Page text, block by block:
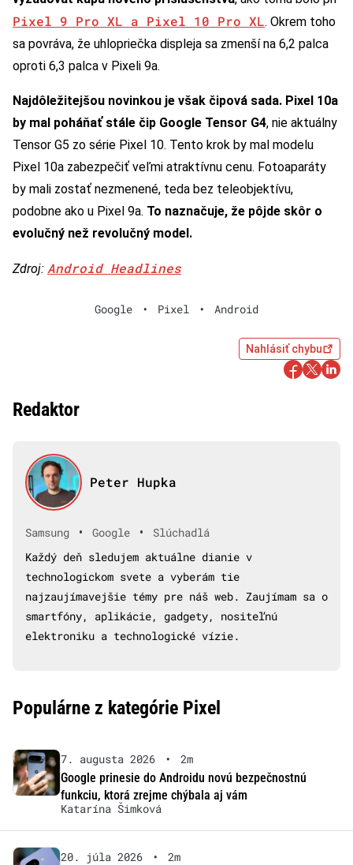
Pixel 9 Pro XL a Pixel 10 Pro XL. Okrem toho
sa povráva, že uhlopriečka displeja sa zmenší na 6,2 palca
oproti 6,3 palca v Pixeli 9a.
Najdôležitejšou novinkou je však čipová sada. Pixel 10a
by mal poháňať stále čip Google Tensor G4, nie aktuálny
Tensor G5 zo série Pixel 10. Tento krok by mal modelu
Pixel 10a zabezpečiť veľmi atraktívnu cenu. Fotoaparáty
by mali zostať nezmenené, teda bez teleobjektívu,
podobne ako u Pixel 9a. To naznačuje, že pôjde skôr o
evolučný než revolučný model.
Zdroj: Android Headlines
Google • Pixel • Android
Nahlásiť chybu
Redaktor
Peter Hupka
Samsung • Google •
Slúchadlá
Každý deň sledujem aktuálne dianie v
technologickom svete a vyberám tie
najzaujímavejšie témy pre náš web. Zaujímam sa o
smartfóny, aplikácie, gadgety, nositeľnú
elektroniku a technologické vízie.
Populárne z kategórie Pixel
7. augusta 2026 •
2m
Google prinesie do Androidu novú bezpečnostnú
funkciu, ktorá zrejme chýbala aj vám
Katarína Šimková
20. júla 2026 •
2m